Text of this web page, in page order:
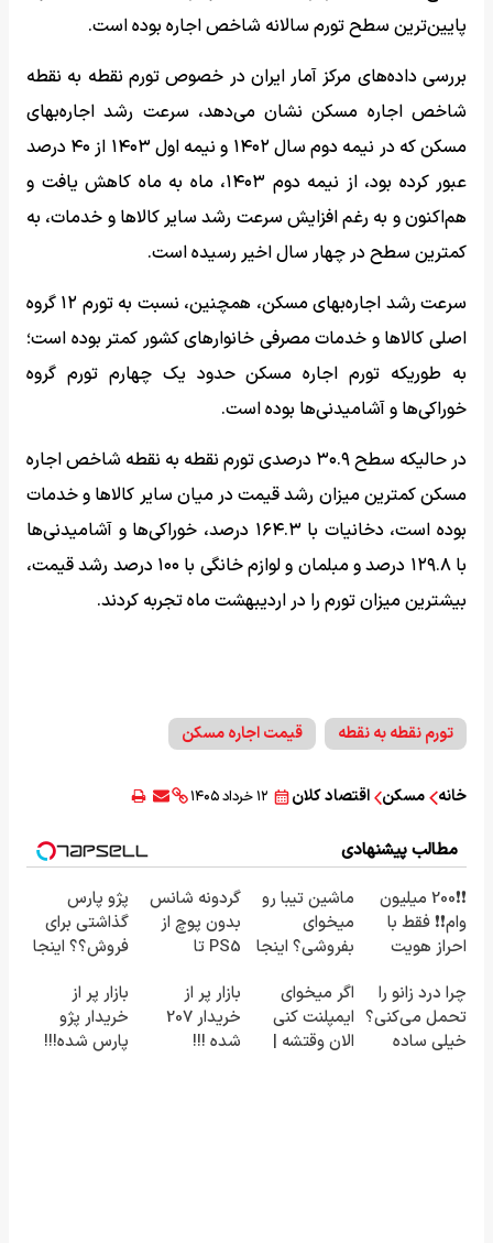
پایین‌ترین سطح تورم سالانه شاخص اجاره بوده است.
بررسی داده‌های مرکز آمار ایران در خصوص تورم نقطه به نقطه
شاخص اجاره مسکن نشان می‌دهد، سرعت رشد اجاره‌بهای
مسکن که در نیمه دوم سال ۱۴۰۲ و نیمه اول ۱۴۰۳ از ۴۰ درصد
عبور کرده بود، از نیمه دوم ۱۴۰۳، ماه به ماه کاهش یافت و
هم‌اکنون و به رغم افزایش سرعت رشد سایر کالاها و خدمات، به
کمترین سطح در چهار سال اخیر رسیده است.
سرعت رشد اجاره‌بهای مسکن، همچنین، نسبت به تورم ۱۲ گروه
اصلی کالاها و خدمات مصرفی خانوارهای کشور کمتر بوده است؛
به طوریکه تورم اجاره مسکن حدود یک چهارم تورم گروه
خوراکی‌ها و آشامیدنی‌ها بوده است.
در حالیکه سطح ۳۰.۹ درصدی تورم نقطه به نقطه شاخص اجاره
مسکن کمترین میزان رشد قیمت در میان سایر کالاها و خدمات
بوده است، دخانیات با ۱۶۴.۳ درصد، خوراکی‌ها و آشامیدنی‌ها
با ۱۲۹.۸ درصد و مبلمان و لوازم خانگی با ۱۰۰ درصد رشد قیمت،
بیشترین میزان تورم را در اردیبهشت ماه تجربه کردند.
تورم نقطه به نقطه قیمت اجاره مسکن
خانه مسکن اقتصاد کلان ۱۲ خرداد ۱۴۰۵
مطالب پیشنهادی
❗❗200 میلیون
وام❗❗ فقط با
احراز هویت
ماشین تیبا رو
میخوای
بفروشی؟ اینجا
در چند ساعت
بفروشش
گردونه شانس
بدون پوچ از
PS5 تا
کوین 🔥
پژو پارس
گذاشتی برای
فروش؟؟ اینجا
بفروشش
چرا درد زانو را
تحمل می‌کنی؟
خیلی ساده
اگر میخوای
ایمپلنت کنی
الان وقتشه |
بازار پر از
خریدار 207
شده !!!
بازار پر از
خریدار پژو
پارس شده!!!